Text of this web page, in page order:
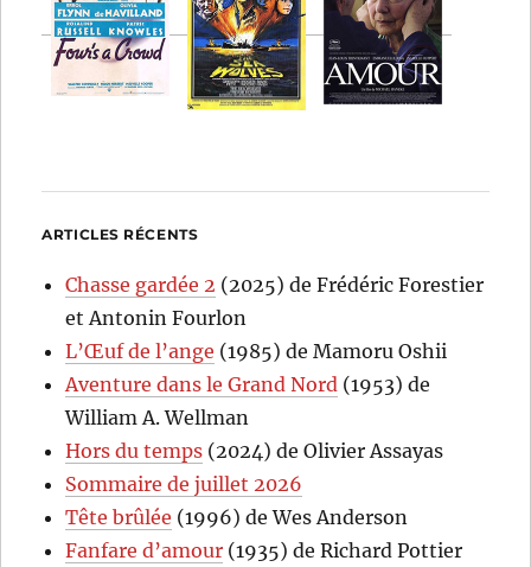
ARTICLES RÉCENTS
Chasse gardée 2 (2025) de Frédéric Forestier
et Antonin Fourlon
L’Œuf de l’ange (1985) de Mamoru Oshii
Aventure dans le Grand Nord (1953) de
William A. Wellman
Hors du temps (2024) de Olivier Assayas
Sommaire de juillet 2026
Tête brûlée (1996) de Wes Anderson
Fanfare d’amour (1935) de Richard Pottier